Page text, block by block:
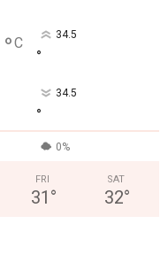
°C 34.5
°
34.5
°
0%
FRI
31 °
SAT
32°